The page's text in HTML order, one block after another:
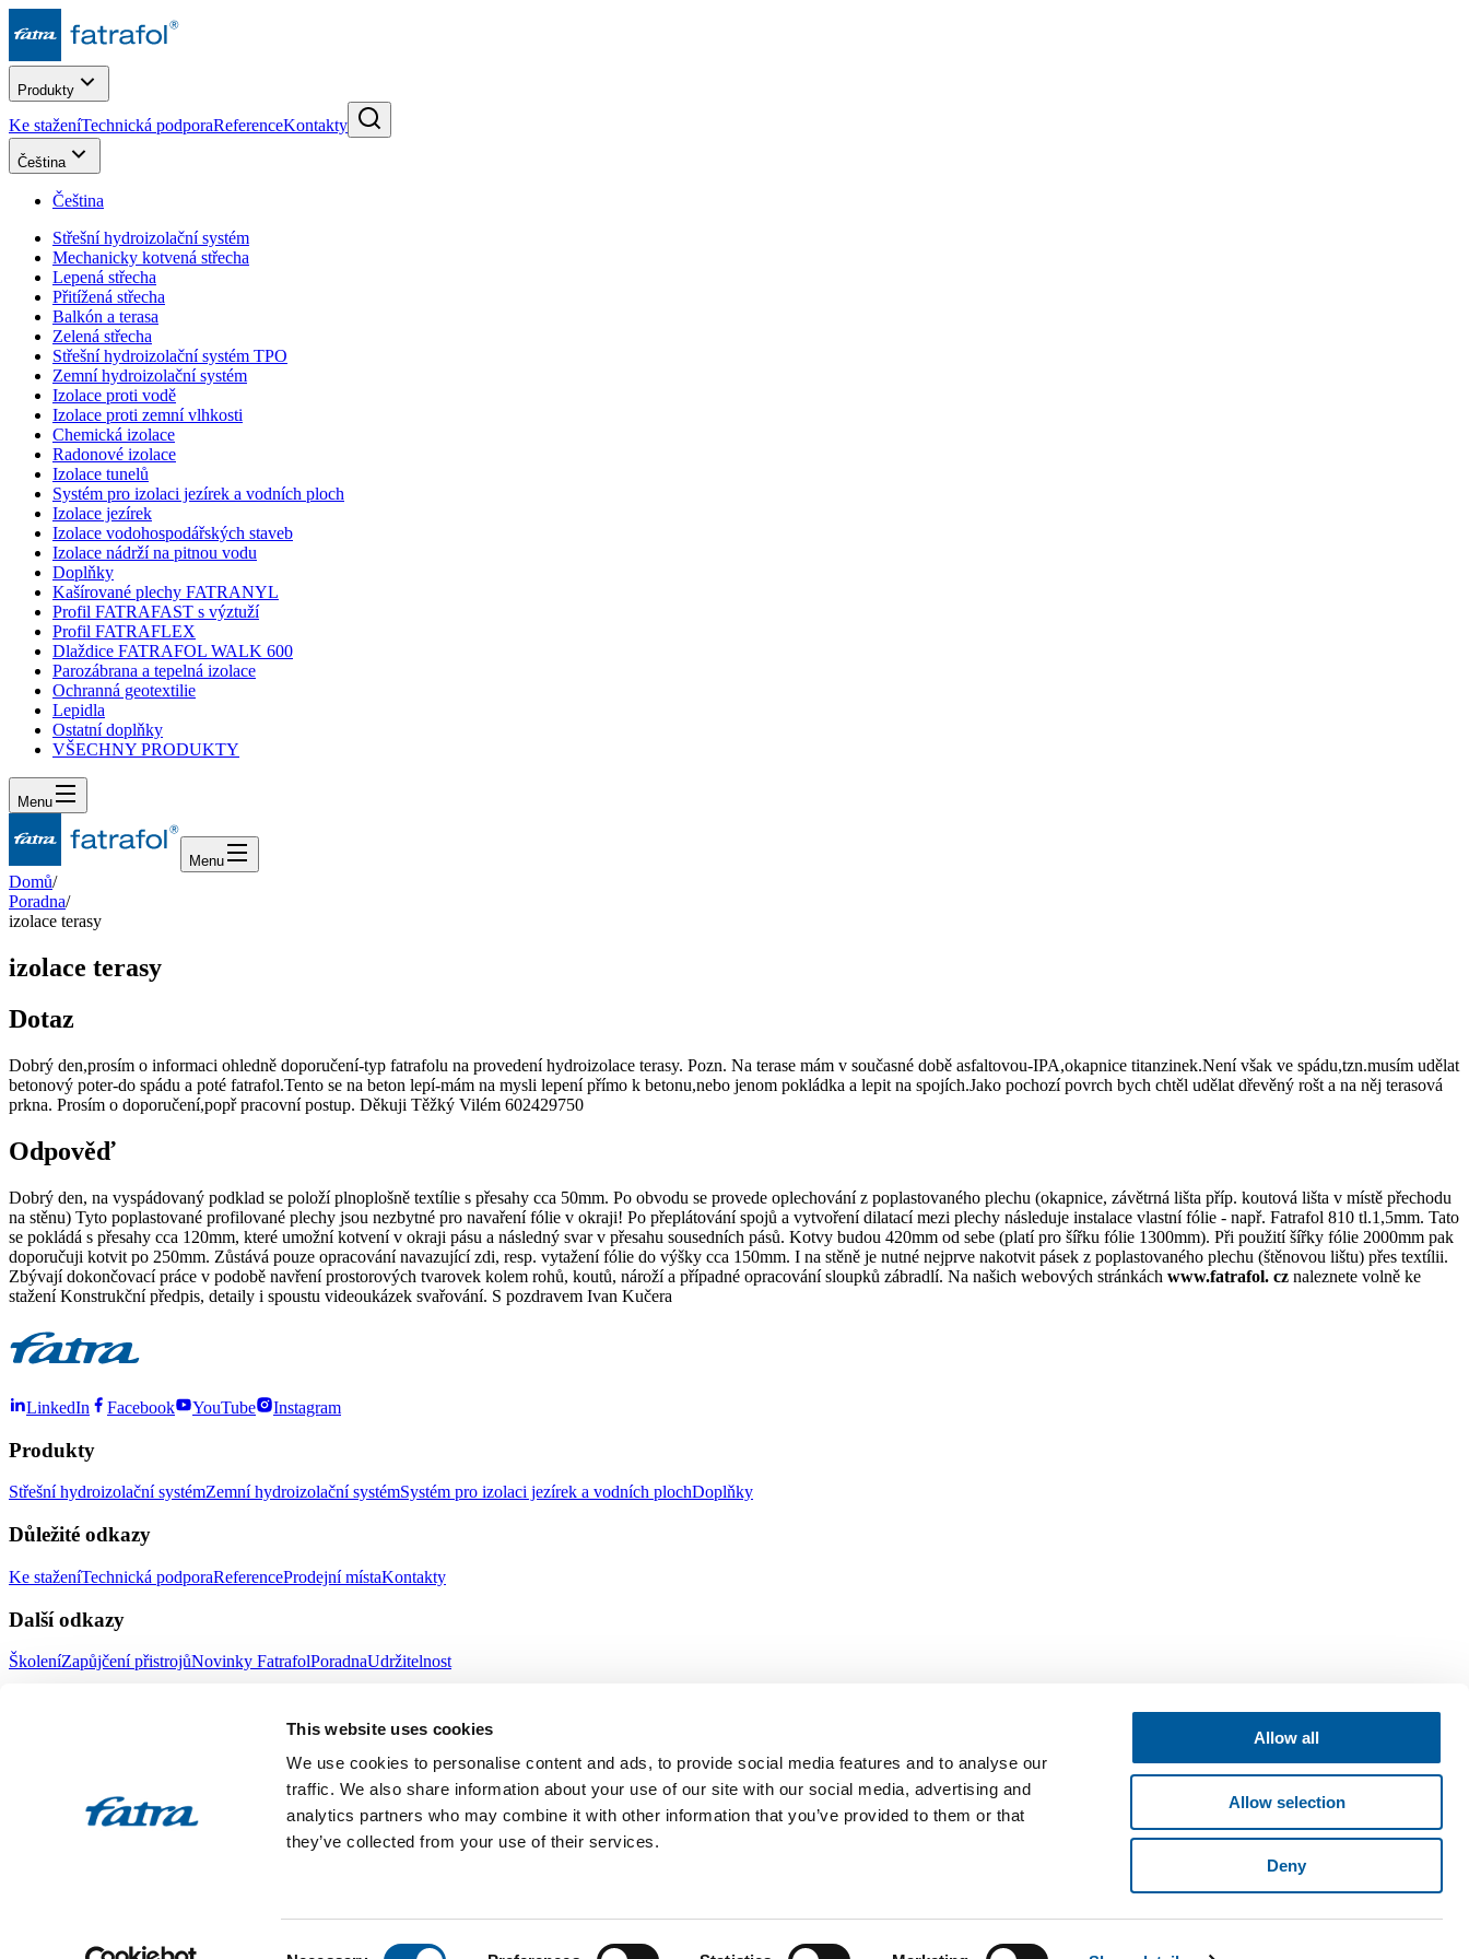
This website uses cookies
We use cookies to personalise content and ads, to provide social media features and to analyse our
traffic. We also share information about your use of our site with our social media, advertising and
analytics partners who may combine it with other information that you’ve provided to them or that
they’ve collected from your use of their services.
Allow all
Allow selection
Deny
Produkty
Ke staženíTechnická podporaReferenceKontakty
Čeština
Čeština
Střešní hydroizolační systém
Mechanicky kotvená střecha
Lepená střecha
Přitížená střecha
Balkón a terasa
Zelená střecha
Střešní hydroizolační systém TPO
Zemní hydroizolační systém
Izolace proti vodě
Izolace proti zemní vlhkosti
Chemická izolace
Radonové izolace
Izolace tunelů
Systém pro izolaci jezírek a vodních ploch
Izolace jezírek
Izolace vodohospodářských staveb
Izolace nádrží na pitnou vodu
Doplňky
Kašírované plechy FATRANYL
Profil FATRAFAST s výztuží
Profil FATRAFLEX
Dlaždice FATRAFOL WALK 600
Parozábrana a tepelná izolace
Ochranná geotextilie
Lepidla
Ostatní doplňky
VŠECHNY PRODUKTY
Menu
Menu
Domů/
Poradna/
izolace terasy
izolace terasy
Dotaz
Dobrý den,prosím o informaci ohledně doporučení-typ fatrafolu na provedení hydroizolace terasy. Pozn. Na terase mám v současné době asfaltovou-IPA,okapnice titanzinek.Není však ve spádu,tzn.musím udělat
betonový poter-do spádu a poté fatrafol.Tento se na beton lepí-mám na mysli lepení přímo k betonu,nebo jenom pokládka a lepit na spojích.Jako pochozí povrch bych chtěl udělat dřevěný rošt a na něj terasová
prkna. Prosím o doporučení,popř pracovní postup. Děkuji Těžký Vilém 602429750
Odpověď
Dobrý den, na vyspádovaný podklad se položí plnoplošně textílie s přesahy cca 50mm. Po obvodu se provede oplechování z poplastovaného plechu (okapnice, závětrná lišta příp. koutová lišta v místě přechodu
na stěnu) Tyto poplastované profilované plechy jsou nezbytné pro navaření fólie v okraji! Po přeplátování spojů a vytvoření dilatací mezi plechy následuje instalace vlastní fólie - např. Fatrafol 810 tl.1,5mm. Tato
se pokládá s přesahy cca 120mm, které umožní kotvení v okraji pásu a následný svar v přesahu sousedních pásů. Kotvy budou 420mm od sebe (platí pro šířku fólie 1300mm). Při použití šířky fólie 2000mm pak
doporučuji kotvit po 250mm. Zůstává pouze opracování navazující zdi, resp. vytažení fólie do výšky cca 150mm. I na stěně je nutné nejprve nakotvit pásek z poplastovaného plechu (štěnovou lištu) přes textílii.
Zbývají dokončovací práce v podobě navření prostorových tvarovek kolem rohů, koutů, nároží a případné opracování sloupků zábradlí. Na našich webových stránkách www.fatrafol. cz naleznete volně ke
stažení Konstrukční předpis, detaily i spoustu videoukázek svařování. S pozdravem Ivan Kučera
LinkedIn Facebook YouTube Instagram
Produkty
Střešní hydroizolační systémZemní hydroizolační systémSystém pro izolaci jezírek a vodních plochDoplňky
Důležité odkazy
Ke staženíTechnická podporaReferenceProdejní místaKontakty
Další odkazy
ŠkoleníZapůjčení přistrojůNovinky FatrafolPoradnaUdržitelnost
Volné pozice Ochrana oznamovatelů